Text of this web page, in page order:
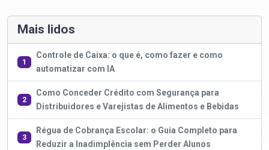
Mais lidos
1
Controle de Caixa: o que é, como fazer e como
automatizar com IA
2
Como Conceder Crédito com Segurança para
Distribuidores e Varejistas de Alimentos e Bebidas
3
Régua de Cobrança Escolar: o Guia Completo para
Reduzir a Inadimplência sem Perder Alunos